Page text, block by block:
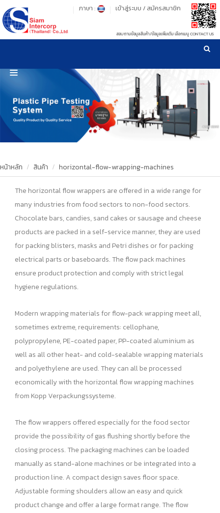
รู้ลึก รู้จริง เรื่องเครื่องมือทดสอบวัสดุ ! ยืน 1 เรื่องมาตรฐานการให้บริการ
เข้าสู่ระบบ / สมัครสมาชิก
ภาษา :
สอบถามข้อมูลสินค้า/ข้อมูลเพิ่มเติม เลือกเมนู CONTACT US
HOME
PRODUCT
OUR CLIENTS
OUR WORKS
CALIBRATION
CONTACT US
หน้าหลัก สินค้า horizontal-flow-wrapping-machines
The horizontal flow wrappers are offered in a wide range for
many industries from food sectors to non-food sectors.
Chocolate bars, candies, sand cakes or sausage and cheese
products are packed in a self-service manner, they are used
for packing blisters, masks and Petri dishes or for packing
electrical parts or baseboards. The flow pack machines
ensure product protection and comply with strict legal
hygiene regulations.
Modern wrapping materials for flow-pack wrapping meet all,
sometimes extreme, requirements: cellophane,
polypropylene, PE-coated paper, PP-coated aluminium as
well as all other heat- and cold-sealable wrapping materials
and polyethylene are used. They can all be processed
economically with the horizontal flow wrapping machines
from Kopp Verpackungssysteme.
The flow wrappers offered especially for the food sector
provide the possibility of gas flushing shortly before the
closing process. The packaging machines can be loaded
manually as stand-alone machines or be integrated into a
production line. A compact design saves floor space.
Adjustable forming shoulders allow an easy and quick
product change and offer a large format range. The flow